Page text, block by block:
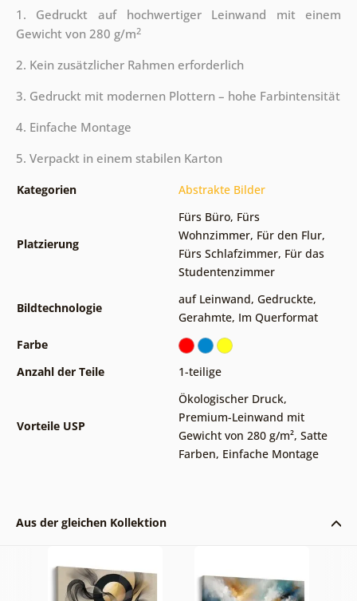
1. Gedruckt auf hochwertiger Leinwand mit einem
Gewicht von 280 g/m2
2. Kein zusätzlicher Rahmen erforderlich
3. Gedruckt mit modernen Plottern – hohe Farbintensität
4. Einfache Montage
5. Verpackt in einem stabilen Karton
Kategorien Abstrakte Bilder
Platzierung
Fürs Büro, Fürs
Wohnzimmer, Für den Flur,
Fürs Schlafzimmer, Für das
Studentenzimmer
Bildtechnologie
auf Leinwand, Gedruckte,
Gerahmte, Im Querformat
Farbe
Anzahl der Teile
1-teilige
Vorteile USP
Ökologischer Druck,
Premium-Leinwand mit
Gewicht von 280 g/m², Satte
Farben, Einfache Montage
Aus der gleichen Kollektion